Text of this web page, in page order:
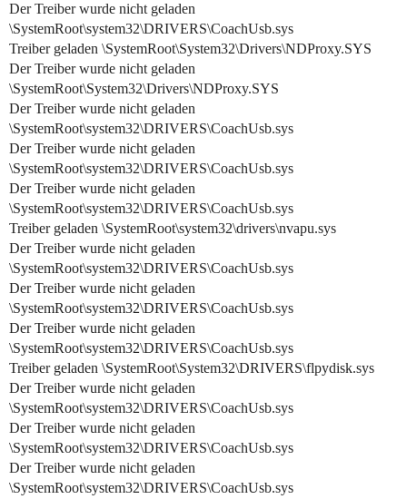
Der Treiber wurde nicht geladen
\SystemRoot\system32\DRIVERS\CoachUsb.sys
Treiber geladen \SystemRoot\System32\Drivers\NDProxy.SYS
Der Treiber wurde nicht geladen
\SystemRoot\System32\Drivers\NDProxy.SYS
Der Treiber wurde nicht geladen
\SystemRoot\system32\DRIVERS\CoachUsb.sys
Der Treiber wurde nicht geladen
\SystemRoot\system32\DRIVERS\CoachUsb.sys
Der Treiber wurde nicht geladen
\SystemRoot\system32\DRIVERS\CoachUsb.sys
Treiber geladen \SystemRoot\system32\drivers\nvapu.sys
Der Treiber wurde nicht geladen
\SystemRoot\system32\DRIVERS\CoachUsb.sys
Der Treiber wurde nicht geladen
\SystemRoot\system32\DRIVERS\CoachUsb.sys
Der Treiber wurde nicht geladen
\SystemRoot\system32\DRIVERS\CoachUsb.sys
Treiber geladen \SystemRoot\System32\DRIVERS\flpydisk.sys
Der Treiber wurde nicht geladen
\SystemRoot\system32\DRIVERS\CoachUsb.sys
Der Treiber wurde nicht geladen
\SystemRoot\system32\DRIVERS\CoachUsb.sys
Der Treiber wurde nicht geladen
\SystemRoot\system32\DRIVERS\CoachUsb.sys